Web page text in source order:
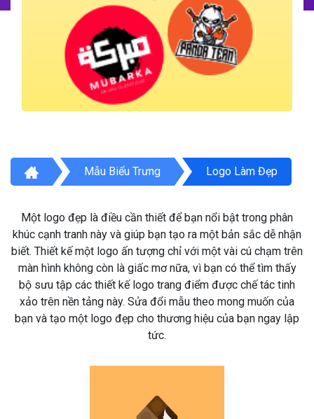
Mẫu Biểu Trưng Logo Làm Đẹp
Một logo đẹp là điều cần thiết để bạn nổi bật trong phân
khúc cạnh tranh này và giúp bạn tạo ra một bản sắc dễ nhận
biết. Thiết kế một logo ấn tượng chỉ với một vài cú chạm trên
màn hình không còn là giấc mơ nữa, vì bạn có thể tìm thấy
bộ sưu tập các thiết kế logo trang điểm được chế tác tinh
xảo trên nền tảng này. Sửa đổi mẫu theo mong muốn của
bạn và tạo một logo đẹp cho thương hiệu của bạn ngay lập
tức.